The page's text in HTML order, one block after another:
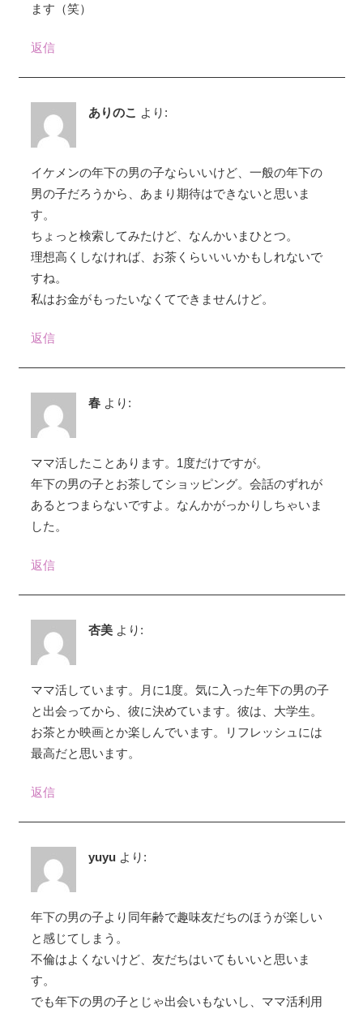
ます（笑）
返信
ありのこ より:
イケメンの年下の男の子ならいいけど、一般の年下の
男の子だろうから、あまり期待はできないと思いま
す。
ちょっと検索してみたけど、なんかいまひとつ。
理想高くしなければ、お茶くらいいいかもしれないで
すね。
私はお金がもったいなくてできませんけど。
返信
春 より:
ママ活したことあります。1度だけですが。
年下の男の子とお茶してショッピング。会話のずれが
あるとつまらないですよ。なんかがっかりしちゃいま
した。
返信
杏美 より:
ママ活しています。月に1度。気に入った年下の男の子
と出会ってから、彼に決めています。彼は、大学生。
お茶とか映画とか楽しんでいます。リフレッシュには
最高だと思います。
返信
yuyu より:
年下の男の子より同年齢で趣味友だちのほうが楽しい
と感じてしまう。
不倫はよくないけど、友だちはいてもいいと思いま
す。
でも年下の男の子とじゃ出会いもないし、ママ活利用